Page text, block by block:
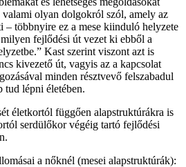
olyan dolgokról szól, amely az
– többnyire ez a mese kiinduló helyzete
fejlődési út vezet ki ebből a
Kast szerint viszont azt is
kivezető út, vagyis az a kapcsolat
minden résztvevő felszabadul
tud lépni életében.
életkortól függően alapstruktúrákra is
serdülőkor végéig tartó fejlődési
a nőknél (mesei alapstruktúrák):